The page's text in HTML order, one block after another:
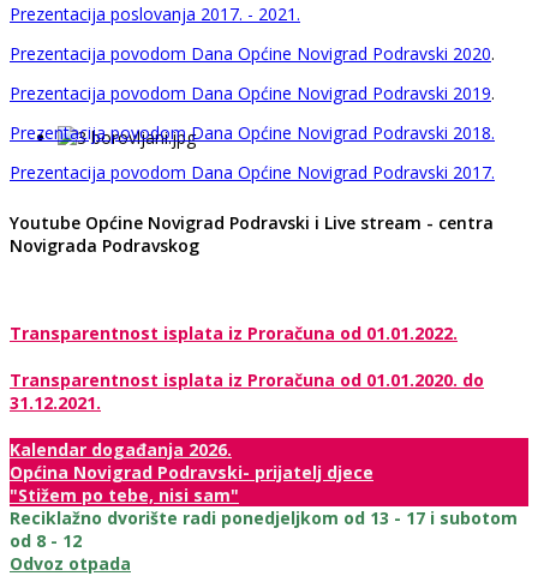
Prezentacija poslovanja 2017. - 2021.
Prezentacija povodom Dana Općine Novigrad Podravski 2020.
Prezentacija povodom Dana Općine Novigrad Podravski 2019.
Prezentacija povodom Dana Općine Novigrad Podravski 2018.
Prezentacija povodom Dana Općine Novigrad Podravski 2017.
Youtube Općine Novigrad Podravski i Live stream - centra
Novigrada Podravskog
Transparentnost isplata iz Proračuna od 01.01.2022.
Transparentnost isplata iz Proračuna od 01.01.2020. do
31.12.2021.
Kalendar događanja 2026.
Općina Novigrad Podravski- prijatelj djece
"Stižem po tebe, nisi sam"
Reciklažno dvorište radi ponedjeljkom od 13 - 17 i subotom
od 8 - 12
Odvoz otpada